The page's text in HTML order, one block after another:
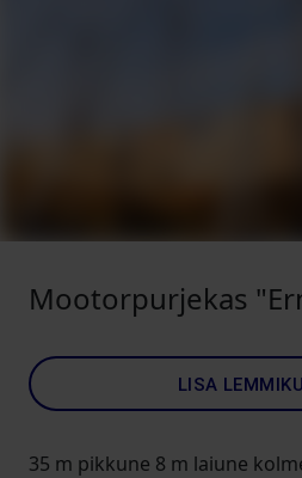
Mootorpurjekas
LISA
35 m pikkune 8 m laiune